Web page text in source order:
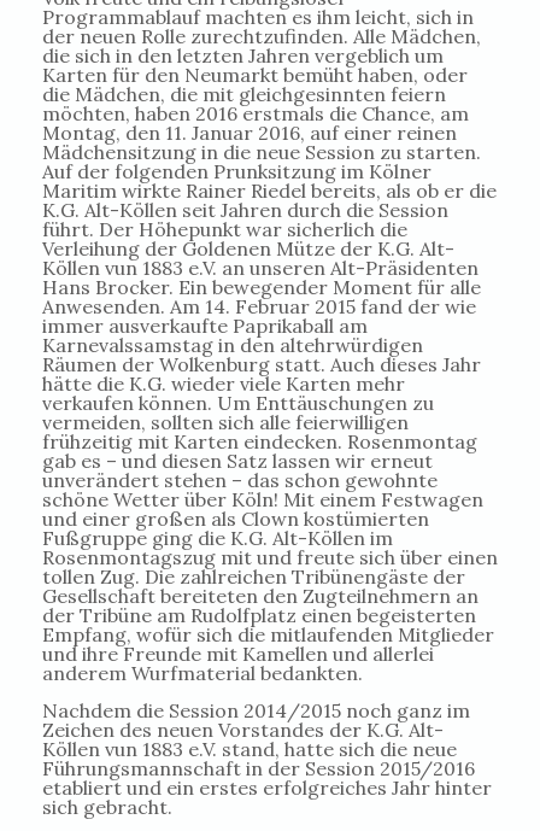
Programmablauf machten es ihm leicht, sich in
der neuen Rolle zurechtzufinden. Alle Mädchen,
die sich in den letzten Jahren vergeblich um
Karten für den Neumarkt bemüht haben, oder
die Mädchen, die mit gleichgesinnten feiern
möchten, haben 2016 erstmals die Chance, am
Montag, den 11. Januar 2016, auf einer reinen
Mädchensitzung in die neue Session zu starten.
Auf der folgenden Prunksitzung im Kölner
Maritim wirkte Rainer Riedel bereits, als ob er die
K.G. Alt-Köllen seit Jahren durch die Session
führt. Der Höhepunkt war sicherlich die
Verleihung der Goldenen Mütze der K.G. Alt-
Köllen vun 1883 e.V. an unseren Alt-Präsidenten
Hans Brocker. Ein bewegender Moment für alle
Anwesenden. Am 14. Februar 2015 fand der wie
immer ausverkaufte Paprikaball am
Karnevalssamstag in den altehrwürdigen
Räumen der Wolkenburg statt. Auch dieses Jahr
hätte die K.G. wieder viele Karten mehr
verkaufen können. Um Enttäuschungen zu
vermeiden, sollten sich alle feierwilligen
frühzeitig mit Karten eindecken. Rosenmontag
gab es – und diesen Satz lassen wir erneut
unverändert stehen – das schon gewohnte
schöne Wetter über Köln! Mit einem Festwagen
und einer großen als Clown kostümierten
Fußgruppe ging die K.G. Alt-Köllen im
Rosenmontagszug mit und freute sich über einen
tollen Zug. Die zahlreichen Tribünengäste der
Gesellschaft bereiteten den Zugteilnehmern an
der Tribüne am Rudolfplatz einen begeisterten
Empfang, wofür sich die mitlaufenden Mitglieder
und ihre Freunde mit Kamellen und allerlei
anderem Wurfmaterial bedankten.
Nachdem die Session 2014/2015 noch ganz im
Zeichen des neuen Vorstandes der K.G. Alt-
Köllen vun 1883 e.V. stand, hatte sich die neue
Führungsmannschaft in der Session 2015/2016
etabliert und ein erstes erfolgreiches Jahr hinter
sich gebracht.